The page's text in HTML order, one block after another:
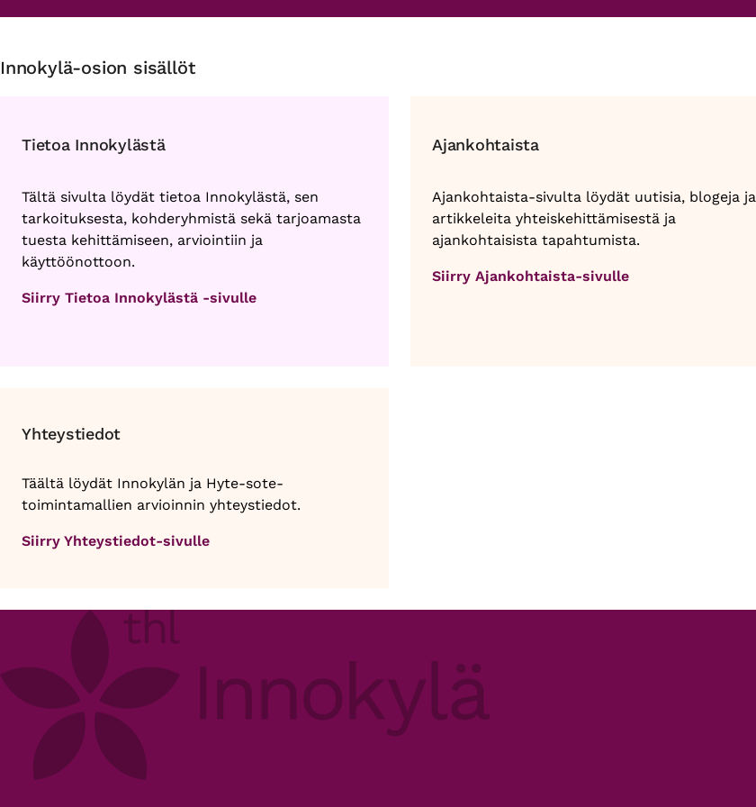
Innokylä-osion sisällöt
Tietoa Innokylästä
Tältä sivulta löydät tietoa Innokylästä, sen
tarkoituksesta, kohderyhmistä sekä tarjoamasta
tuesta kehittämiseen, arviointiin ja
käyttöönottoon.
Siirry Tietoa Innokylästä -sivulle
Ajankohtaista
Ajankohtaista-sivulta löydät uutisia, blogeja ja
artikkeleita yhteiskehittämisestä ja
ajankohtaisista tapahtumista.
Siirry Ajankohtaista-sivulle
Yhteystiedot
Täältä löydät Innokylän ja Hyte-sote-
toimintamallien arvioinnin yhteystiedot.
Siirry Yhteystiedot-sivulle